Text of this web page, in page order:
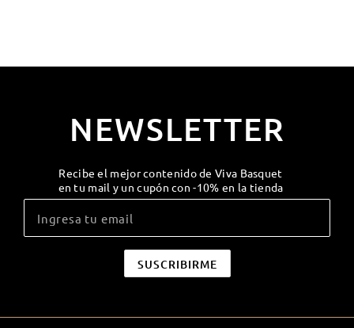
NEWSLETTER
Recibe el mejor contenido de Viva Basquet
en tu mail y un cupón con -10% en la tienda